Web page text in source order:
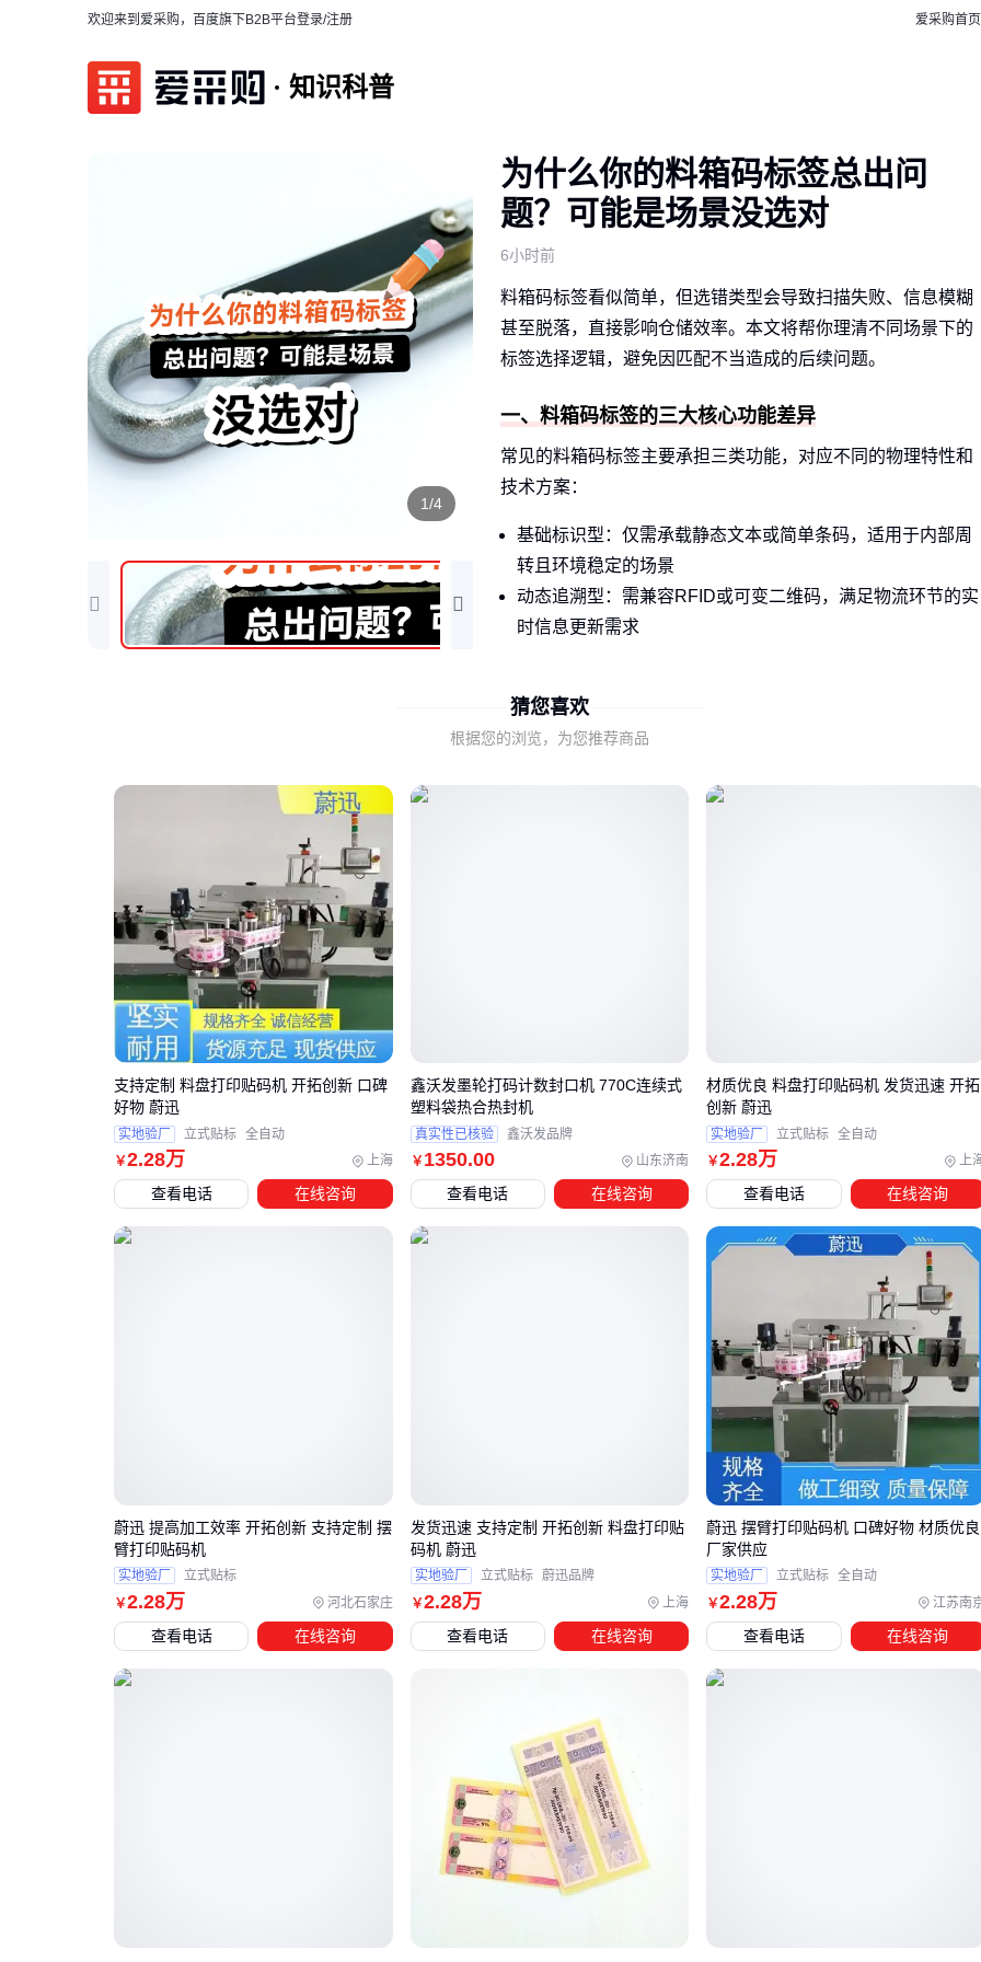
欢迎来到爱采购，百度旗下B2B平台登录/注册 爱采购首页
知识科普
1/4
为什么你的料箱码标签总出问
题？可能是场景没选对
6小时前
料箱码标签看似简单，但选错类型会导致扫描失败、信息模糊
甚至脱落，直接影响仓储效率。本文将帮你理清不同场景下的
标签选择逻辑，避免因匹配不当造成的后续问题。
一、料箱码标签的三大核心功能差异
常见的料箱码标签主要承担三类功能，对应不同的物理特性和
技术方案：
基础标识型：仅需承载静态文本或简单条码，适用于内部周
转且环境稳定的场景
动态追溯型：需兼容RFID或可变二维码，满足物流环节的实
时信息更新需求
这种功能差异直接决定了标签的基材选择、印刷工艺和成本结
三、如何根据仓储场景匹配料箱码标签？
选择料箱码标签时，核心在于识别你的仓储环境和使用需求。
不同场景对标签的耐用性、识别方式和部署灵活性有显著差
高频扫描的自动化仓库：需要抗干扰能力强、识别距离远的
，避免因金属货架或密集堆放导致读
潮湿或多尘环境：优先考虑密封性好的磁性墨水屏标签
，
其电子显示特性可避免传统纸质标签受潮模糊的问题
需要频繁更换信息的周转区： KLT箱标签夹
等可拆卸结构
更适合，既能快速更新数据又避免反复粘贴损耗箱体
虽然单价较高，但在需要批量快速盘点的场景
下，其非接触式识别的效率优势能显著降低人工成本。而传统
二维码料箱标签
更适合预算有限、扫描频次较低的仓储场
对于长期固定使用的重型料架，建议选择带磁性固定的仓库料
。其强吸附特性可避免搬运震动导致的脱落，铝合金
储管理系统联动，实现亮灯指引等高级功能。
选型时还需考虑标签与现有设备的兼容性。例如使用超高频
RFID标签需确保仓库已有配套读写器，而电子墨水屏标签则需
要评估无线基站覆盖范围。建议先小范围测试再批量采购，避
免系统不匹配造成的浪费。
猜您喜欢
根据您的浏览，为您推荐商品
￥2.28万 上海
支持定制 料盘打印贴码机 开拓创新 口碑
好物 蔚迅
实地验厂 立式贴标 全自动
查看电话 在线咨询
￥ 1350.00 山东济南
鑫沃发墨轮打码计数封口机 770C连续式
塑料袋热合热封机
真实性已核验 鑫沃发品牌
查看电话 在线咨询
￥2.28万 上
材质优良 料盘打印贴码机 发货迅速 开拓
创新 蔚迅
实地验厂 立式贴标 全自动
查看电话 在线咨询
￥2.28万 河北石家庄
蔚迅 提高加工效率 开拓创新 支持定制 摆
臂打印贴码机
实地验厂 立式贴标
查看电话 在线咨询
￥2.28万 上海
发货迅速 支持定制 开拓创新 料盘打印贴
码机 蔚迅
实地验厂 立式贴标 蔚迅品牌
查看电话 在线咨询
￥2.28万 江苏南
蔚迅 摆臂打印贴码机 口碑好物 材质优良
厂家供应
实地验厂 立式贴标 全自动
查看电话 在线咨询